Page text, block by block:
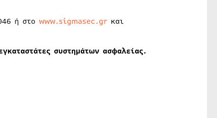
ή στο www.sigmasec.grκαι
συστημάτων ασφαλείας.